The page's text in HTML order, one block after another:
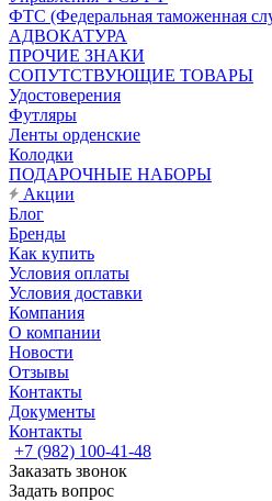
ФТС (Федеральная таможенная
АДВОКАТУРА
ПРОЧИЕ ЗНАКИ
СОПУТСТВУЮЩИЕ ТОВАРЫ
Удостоверения
Футляры
Ленты орденские
Колодки
ПОДАРОЧНЫЕ НАБОРЫ
Акции
Блог
Бренды
Как купить
Условия оплаты
Условия доставки
Компания
О компании
Новости
Отзывы
Контакты
Документы
Контакты
+7 (982) 100-41-48
Заказать звонок
Задать вопрос